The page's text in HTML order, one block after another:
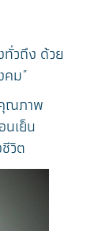
ทั่วถึง ด้วย
คม”
คุณภาพ
นเย็น
วิต